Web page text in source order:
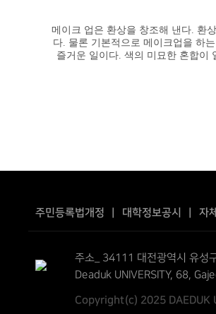
메이크 업은 환상을 창조해 낸다. 환
다. 물론 기본적으로 메이크업을 하
즐거운 일이다. 색의 미묘한 혼합이
주민등록법개정 대학정보공시 자
주소_ 34111 대전광역시 유성
Deaduk UNIVERSITY, 68,
Copyright(c) 2025 DAEDUK